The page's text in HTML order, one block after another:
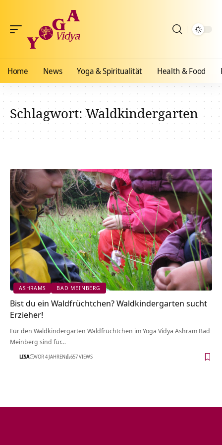
Home News Yoga & Spiritualität Health & Food
Schlagwort:Waldkindergarten
ASHRAMS BAD MEINBERG
Bist du ein Waldfrüchtchen? Waldkindergarten sucht
Erzieher!
Für den Waldkindergarten Waldfrüchtchen im Yoga Vidya Ashram Bad
Meinberg sind für…
LISA VOR 4 JAHREN 657 VIEWS